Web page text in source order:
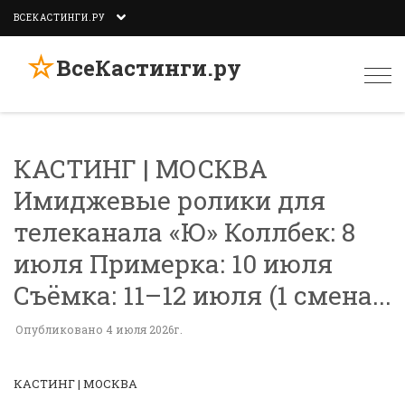
ВСЕКАСТИНГИ.РУ
☆ВсеКастинги.ру
КАСТИНГ | МОСКВА
Имиджевые ролики для
телеканала «Ю» Коллбек: 8
июля Примерка: 10 июля
Съёмка: 11–12 июля (1 смена...
Опубликовано 4 июля 2026г.
КАСТИНГ | МОСКВА